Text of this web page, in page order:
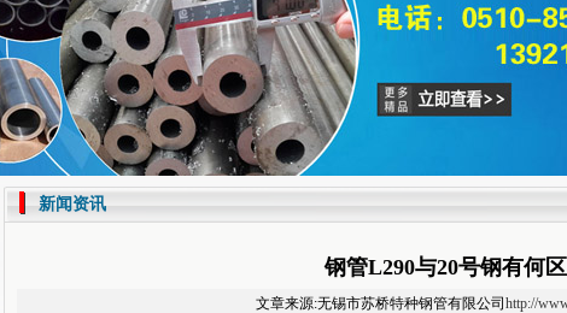
新闻资讯
钢管L290与20号钢有何区
文章来源:无锡市苏桥特种钢管有限公司 http://